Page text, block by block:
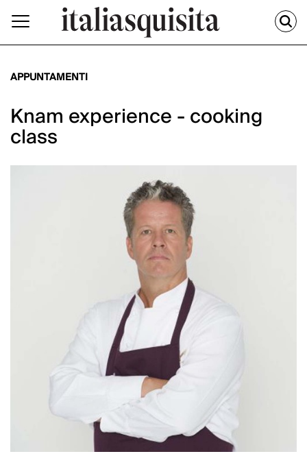
APPUNTAMENTI
Knam experience - cooking
class